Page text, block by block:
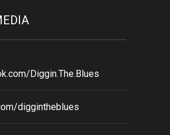
Diggin.The.Blues
diggintheblues